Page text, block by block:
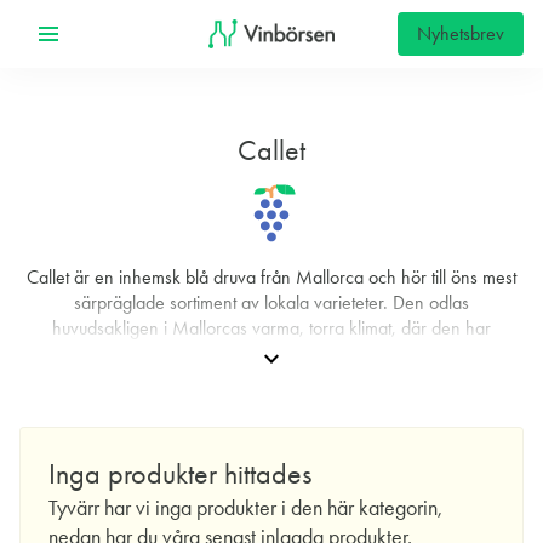
Nyhetsbrev
Callet
Callet är en inhemsk blå druva från Mallorca och hör till öns mest
särpräglade sortiment av lokala varieteter. Den odlas
huvudsakligen i Mallorcas varma, torra klimat, där den har
anpassat sig väl till de rödaktiga, kalk- och lerhaltiga jordar som
varierar mellan mer kustnära lägen och varmare, mer
torktålighet och för att den ger bäst resultat när avkastningen hålls i
schack, ofta från äldre, lågavkastande stockar.
expand_more
Inga produkter hittades
Tyvärr har vi inga produkter i den här kategorin,
nedan har du våra senast inlagda produkter.